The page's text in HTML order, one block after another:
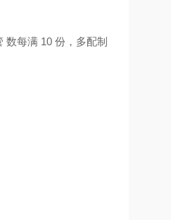
每满 10 份，多配制